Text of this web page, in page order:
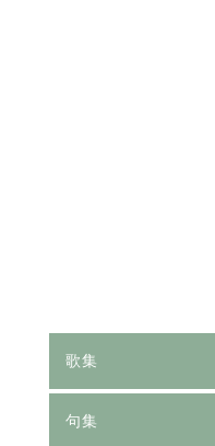
歌集
句集